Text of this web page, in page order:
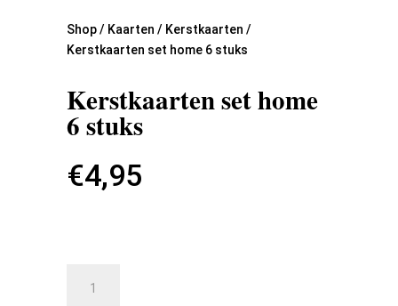
Shop/ Kaarten / Kerstkaarten /
Kerstkaarten set home 6 stuks
Kerstkaarten set home
6 stuks
€4,95